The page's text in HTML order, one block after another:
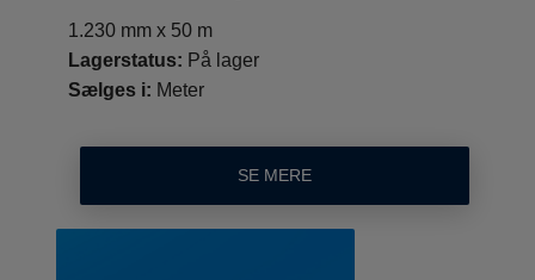
1.230 mm x 50 m
Lagerstatus: På lager
Sælges i: Meter
SE MERE